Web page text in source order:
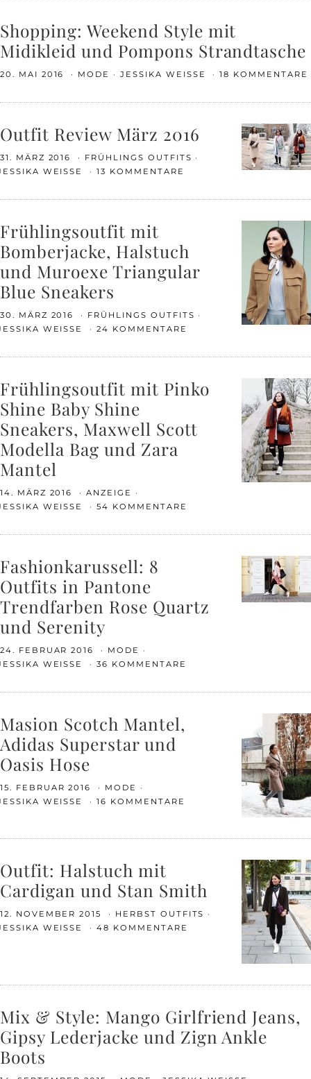
Shopping: Weekend Style mit
Midikleid und Pompons Strandtasche
20. MAI 2016 MODE JESSIKA WEISSE 18 KOMMENTARE
Outfit Review März 2016
31. MÄRZ 2016
FRÜHLINGS OUTFITS
WEISSE
13 KOMMENTARE
Frühlingsoutfit mit
Bomberjacke, Halstuch
und Muroexe Triangular
Blue Sneakers
30. MÄRZ 2016
FRÜHLINGS OUTFITS
WEISSE
24 KOMMENTARE
Frühlingsoutfit mit Pinko
Shine Baby Shine
Sneakers, Maxwell Scott
Modella Bag und Zara
Mantel
14. MÄRZ 2016
ANZEIGE
WEISSE
54 KOMMENTARE
Fashionkarussell: 8
Outfits in Pantone
Trendfarben Rose Quartz
und Serenity
24. FEBRUAR 2016
MODE
WEISSE
36 KOMMENTARE
Masion Scotch Mantel,
Adidas Superstar und
Oasis Hose
15. FEBRUAR 2016
MODE
WEISSE
16 KOMMENTARE
Outfit: Halstuch mit
Cardigan und Stan Smith
12. NOVEMBER 2015
HERBST OUTFITS
WEISSE
48 KOMMENTARE
Mix & Style: Mango Girlfriend Jeans,
Gipsy Lederjacke und Zign Ankle
Boots